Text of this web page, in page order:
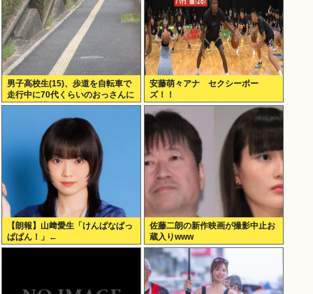
男子高校生(15)、歩道を自転車で
走行中に70代くらいのおっさんに
衝突し意識不明にさせてしまう
安藤萌々アナ セクシーポー
ズ！！
【朗報】山﨑愛生「けんぱなぱっ
ぱぱん！」←
佐藤二朗の新作映画が撮影中止お
蔵入りwww